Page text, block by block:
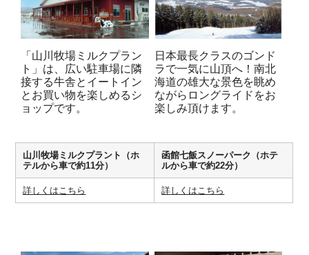
「山川牧場ミルクプラン
ト」は、広い駐車場に隣
接する牛舎とイートイン
とお買い物を楽しめるシ
ョップです。
日本最長クラスのゴンド
ラで一気に山頂へ！南北
海道の雄大な景色を眺め
ながらロングライドをお
楽しみ頂けます。
山川牧場ミルクプラント（ホ
テルから車で約11分）
函館七飯スノーパーク（ホテ
ルから車で約22分）
詳しくはこちら 詳しくはこちら